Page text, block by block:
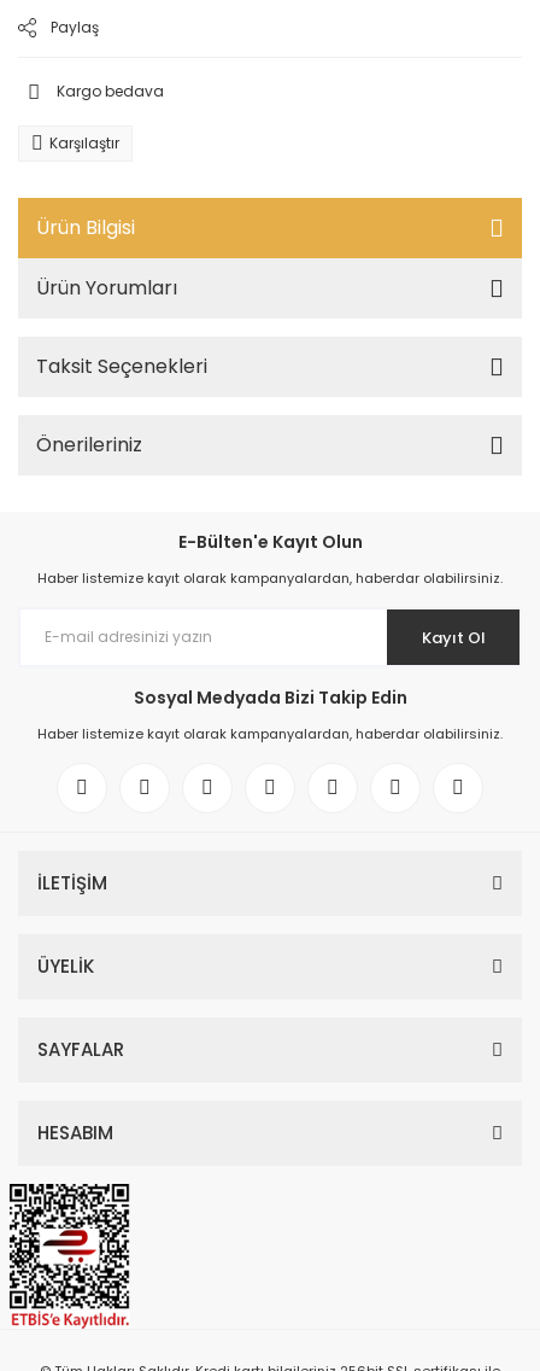
Paylaş
Kargo bedava
Karşılaştır
Ürün Bilgisi
Ürün Yorumları
Taksit Seçenekleri
Önerileriniz
E-Bülten'e Kayıt Olun
Haber listemize kayıt olarak kampanyalardan, haberdar olabilirsiniz.
Kayıt Ol
Sosyal Medyada Bizi Takip Edin
Haber listemize kayıt olarak kampanyalardan, haberdar olabilirsiniz.
İLETİŞİM
ÜYELİK
SAYFALAR
HESABIM